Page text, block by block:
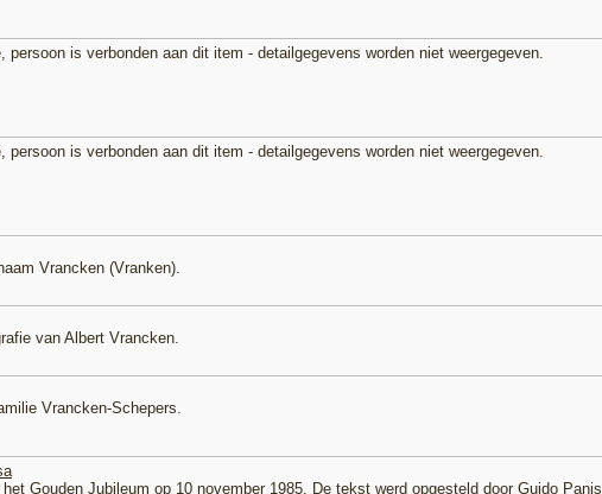
persoon is verbonden aan dit item - detailgegevens worden niet weergegeven.
persoon is verbonden aan dit item - detailgegevens worden niet weergegeven.
Vrancken (Vranken).
van Albert Vrancken.
Vrancken-Schepers.
Gouden Jubileum op 10 november 1985. De tekst werd opgesteld door Guido Panis